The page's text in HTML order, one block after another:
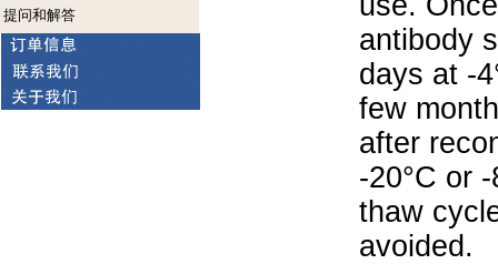
提问和解答
antibody
days at -
few
after
-20°C or
thaw
avoided.